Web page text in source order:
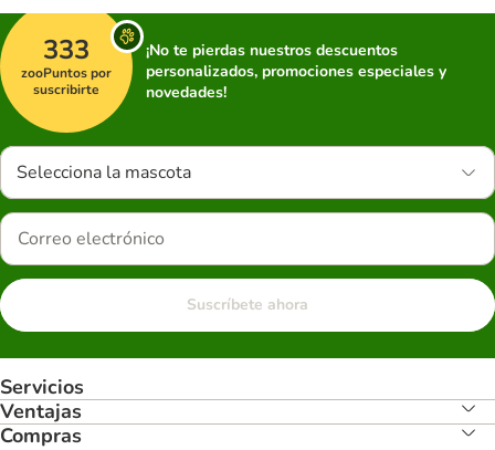
333
zooPuntos por
suscribirte
¡No te pierdas nuestros descuentos
personalizados, promociones especiales y
novedades!
Selecciona la mascota
Suscríbete ahora
Servicios
Ventajas
Compras